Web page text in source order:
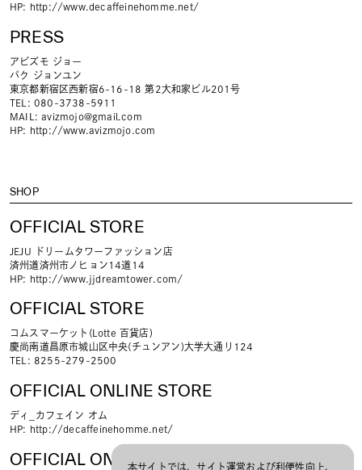
HP: http://www.decaffeinehomme.net/
PRESS
アビズモ ジョー
パク ジョンユン
東京都新宿区西新宿6-16-18 第2大和家ビル201号
TEL: 080-3738-5911
MAIL:avizmojo@gmail.com
HP: http://www.avizmojo.com
SHOP
OFFICIAL STORE
JEJU ドリームタワーファッション店
済州道済州市ノヒョン14道14
HP: http://www.jjdreamtower.com/
OFFICIAL STORE
コムスマーケット(Lotte 百貨店)
慶尚南道昌原市城山区中央(チュンアン)大学大通り124
TEL: 8255-279-2500
OFFICIAL ONLINE STORE
ディ_カフェイン オム
HP:
http://decaffeinehomme.net/
OFFICIAL ONLINE STORE本サイトでは、サイト運営および利便性向上、